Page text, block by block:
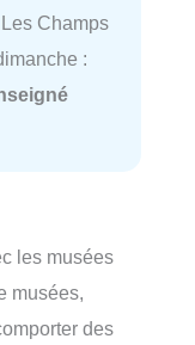
Champs
:
les musées
musées,
des